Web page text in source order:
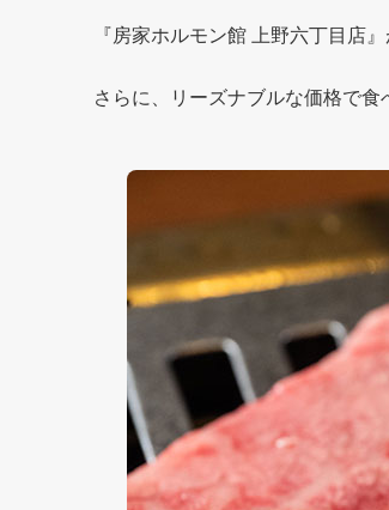
『房家ホルモン館 上野六丁目店
さらに、リーズナブルな価格で食